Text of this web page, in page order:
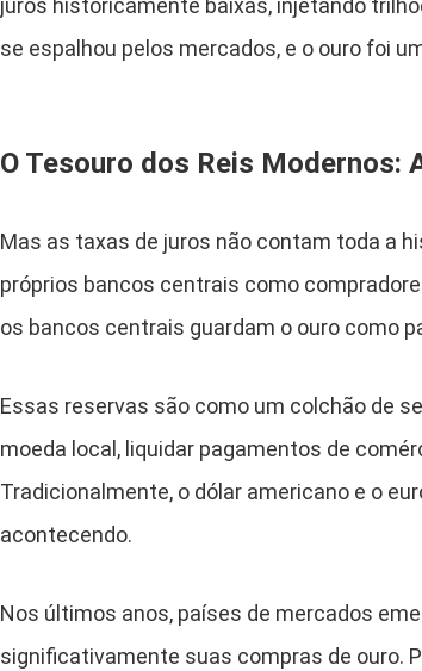
juros historicamente baixas, injetando
se espalhou pelos mercados, e o ouro foi
O Tesouro dos Reis Modernos:
Mas as taxas de juros não contam toda a
próprios bancos centrais como
os bancos centrais guardam o ouro como
Essas reservas são como um colchão de
moeda local, liquidar pagamentos de
Tradicionalmente, o dólar americano e o
acontecendo.
Nos últimos anos, países de mercados
significativamente suas compras de ouro.